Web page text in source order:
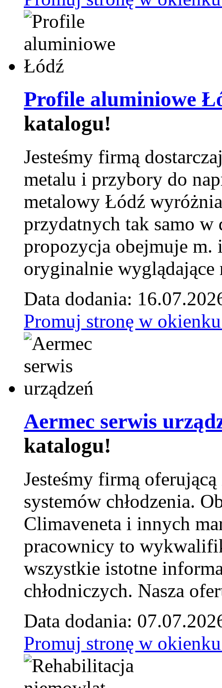
Profile aluminiowe
katalogu!
Jesteśmy firmą
metalu i przybory do
metalowy Łódź
przydatnych tak samo w
propozycja obejmuje m.
oryginalnie wyglądające
Data dodania:
Promuj stronę w
Aermec serwis
katalogu!
Jesteśmy firmą
systemów chłodzenia.
Climaveneta i innych
pracownicy to
wszystkie istotne
chłodniczych. Nasza
Data dodania:
Promuj stronę w